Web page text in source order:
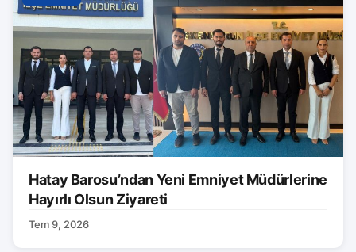
Hatay Barosu’ndan Yeni Emniyet Müdürlerine
Hayırlı Olsun Ziyareti
Tem 9, 2026